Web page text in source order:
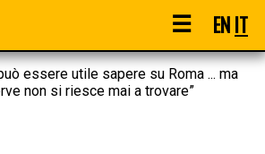
☰ ENIT
essere utile sapere su Roma ... ma
non si riesce mai a trovare”